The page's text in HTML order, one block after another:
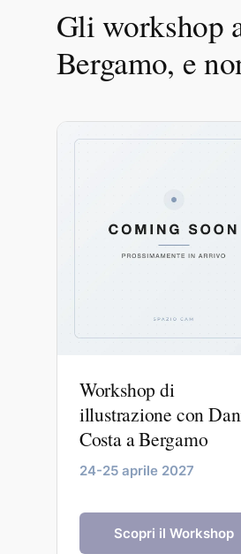
Gli workshop
Bergamo, e
Workshop di
illustrazione con
Costa a Bergamo
24-25 aprile 2027
Scopri il Workshop